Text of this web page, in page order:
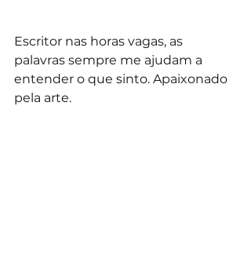
Escritor nas horas vagas, as
palavras sempre me ajudam a
entender o que sinto. Apaixonado
pela arte.